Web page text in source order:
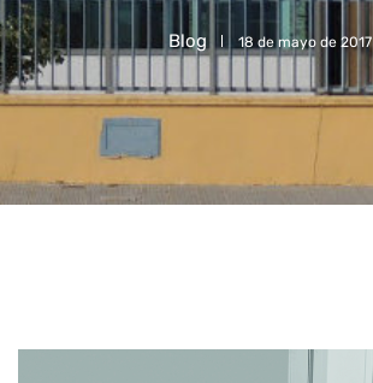
Blog 18 de mayo de 2017